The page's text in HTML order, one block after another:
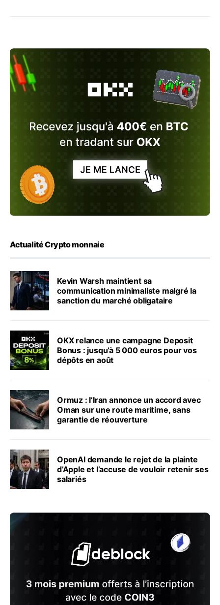
Actualité Crypto monnaie
Kevin Warsh maintient sa
communication minimaliste malgré la
sanction du marché obligataire
OKX relance une campagne Deposit
Bonus : jusqu’à 5 000 euros pour vos
dépôts en août
Ormuz : l’Iran annonce un accord avec
Oman sur une route maritime, sans
garantie de réouverture
OpenAI demande le rejet de la plainte
d’Apple et l’accuse de vouloir retenir ses
salariés